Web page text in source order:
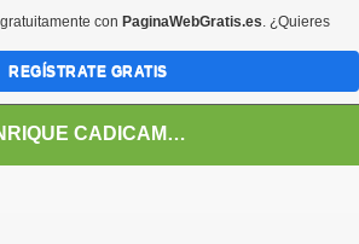
ENRIQUE CADICAMO: VIDA Y OBRA
con PaginaWebGratis.es. ¿Quieres
REGÍSTRATE GRATIS